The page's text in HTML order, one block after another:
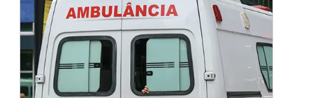
Cuidados Enfermagem com Paciente Acamado
em Ferraz de Vasconcelos